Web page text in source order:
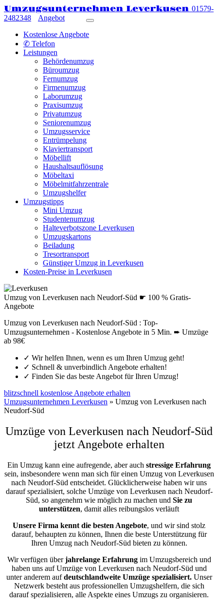
Umzugsunternehmen Leverkusen 01579-
2482348
Angebot
Kostenlose Angebote
✆ Telefon
Leistungen
Behördenumzug
Büroumzug
Fernumzug
Firmenumzug
Laborumzug
Praxisumzug
Privatumzug
Seniorenumzug
Umzugsservice
Entrümpelung
Klaviertransport
Möbellift
Haushaltsauflösung
Möbeltaxi
Möbelmitfahrzentrale
Umzugshelfer
Umzugstipps
Mini Umzug
Studentenumzug
Halteverbotszone Leverkusen
Umzugskartons
Beiladung
Tresortransport
Günstiger Umzug in Leverkusen
Kosten-Preise in Leverkusen
Umzug von Leverkusen nach Neudorf-Süd ☛ 100 % Gratis-
Angebote
Umzug von Leverkusen nach Neudorf-Süd : Top-
Umzugsunternehmen - Kostenlose Angebote in 5 Min. ➨ Umzüge
ab 98€
✓ Wir helfen Ihnen, wenn es um Ihren Umzug geht!
✓ Schnell & unverbindlich Angebote erhalten!
✓ Finden Sie das beste Angebot für Ihren Umzug!
blitzschnell kostenlose Angebote erhalten
Umzugsunternehmen Leverkusen » Umzug von Leverkusen nach
Neudorf-Süd
Umzüge von Leverkusen nach Neudorf-Süd
jetzt Angebote erhalten
Ein Umzug kann eine aufregende, aber auch stressige Erfahrung
sein, insbesondere wenn man sich für einen Umzug von Leverkusen
nach Neudorf-Süd entscheidet. Glücklicherweise haben wir uns
darauf spezialisiert, solche Umzüge von Leverkusen nach Neudorf-
Süd, so angenehm wie möglich zu machen und Sie zu
unterstützen, damit alles reibungslos verläuft
Unsere Firma kennt die besten Angebote, und wir sind stolz
darauf, behaupten zu können, Ihnen die beste Unterstützung für
Ihren Umzug nach Neudorf-Süd bieten zu können.
Wir verfügen überjahrelange Erfahrungim Umzugsbereich und
haben uns auf Umzüge von Leverkusen nach Neudorf-Süd und
unter anderem aufdeutschlandweite Umzüge spezialisiert.Unser
Netzwerk besteht aus professionellen Umzugshelfern, die sich
darauf spezialisieren, alle Aspekte eines Umzugs zu organisieren.